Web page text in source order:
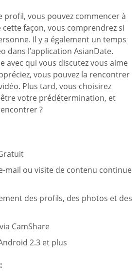
profil, vous pouvez commencer à
cette façon, vous comprendrez si
Il y a également un temps
dans l’application AsianDate.
avec qui vous discutez vous aime
vous pouvez la rencontrer
Plus tard, vous choisirez
votre prédétermination, et
?
mail ou visite de contenu continue
des profils, des photos et des
CamShare
2.3 et plus